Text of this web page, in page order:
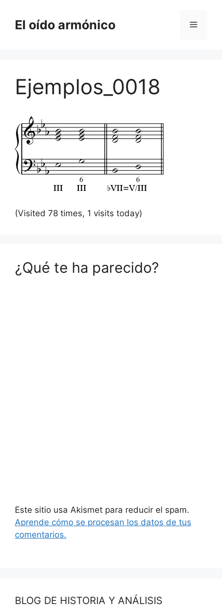
contenido
El oído armónico Menú
Ejemplos_0018
(Visited 78 times, 1 visits today)
¿Qué te ha parecido?
Este sitio usa Akismet para reducir el spam.
Aprende cómo se procesan los datos de tus
comentarios.
BLOG DE HISTORIA Y ANÁLISIS